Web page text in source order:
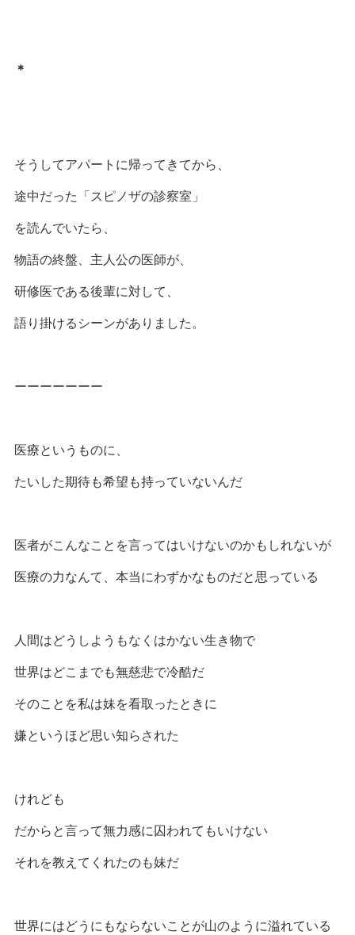
＊
そうしてアパートに帰ってきてから、
途中だった「スピノザの診察室」
を読んでいたら、
物語の終盤、主人公の医師が、
研修医である後輩に対して、
語り掛けるシーンがありました。
ーーーーーーー
医療というものに、
たいした期待も希望も持っていないんだ
医者がこんなことを言ってはいけないのかもしれないが
医療の力なんて、本当にわずかなものだと思っている
人間はどうしようもなくはかない生き物で
世界はどこまでも無慈悲で冷酷だ
そのことを私は妹を看取ったときに
嫌というほど思い知らされた
けれども
だからと言って無力感に囚われてもいけない
それを教えてくれたのも妹だ
世界にはどうにもならないことが山のように溢れている